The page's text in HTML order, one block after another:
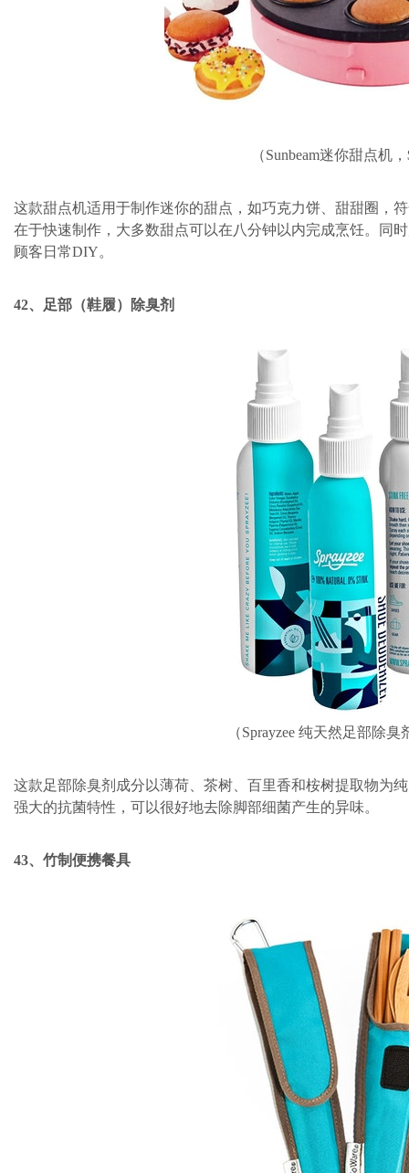
（Sunbeam迷你甜点机
这款甜点机适用于制作迷你的甜点，如巧克力饼、甜甜圈，
在于快速制作，大多数甜点可以在八分钟以内完成烹饪。同
顾客日常DIY。
42、足部（鞋履）除臭剂
（Sprayzee 纯天然足部除臭
这款足部除臭剂成分以薄荷、茶树、百里香和桉树提取物为
强大的抗菌特性，可以很好地去除脚部细菌产生的异味。
43、竹制便携餐具